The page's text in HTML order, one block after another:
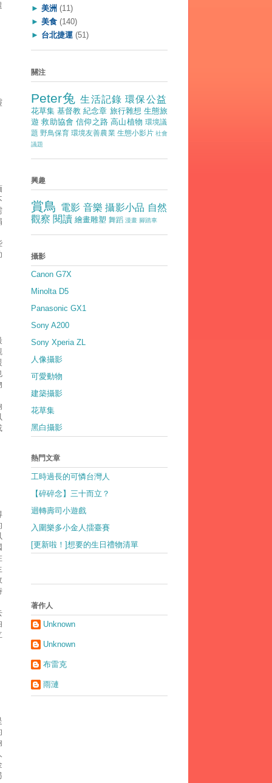
► 美洲 (11)
► 美食 (140)
► 台北捷運 (51)
關注
Peter兔 生活記錄 環保公益
花草集 基督教 紀念章 旅行雜想 生態旅
遊 救助協會 信仰之路 高山植物 環境議
題 野鳥保育 環境友善農業 生態小影片 社會
議題
興趣
賞鳥 電影 音樂 攝影小品 自然
觀察 閱讀 繪畫雕塑 舞蹈 漫畫 腳踏車
攝影
Canon G7X
Minolta D5
Panasonic GX1
Sony A200
Sony Xperia ZL
人像攝影
可愛動物
建築攝影
花草集
黑白攝影
熱門文章
工時過長的可憐台灣人
【碎碎念】三十而立？
迴轉壽司小遊戲
入圍樂多小金人擂臺賽
[更新啦！]想要的生日禮物清單
著作人
Unknown
Unknown
布雷克
雨漣